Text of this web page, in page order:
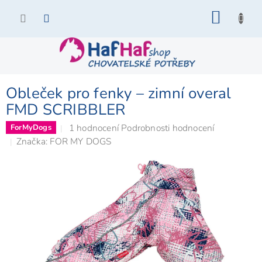
Obleček pro fenky – zimní overal
FMD SCRIBBLER
ForMyDogs
Průměrné
hodnocení
hvězdiček.
1 hodnocení Podrobnosti hodnocení
Značka: FOR MY DOGS